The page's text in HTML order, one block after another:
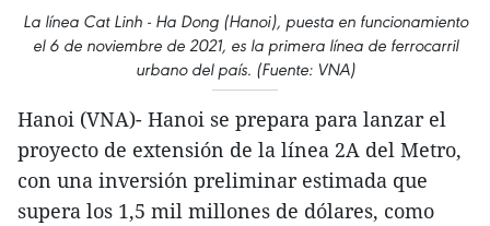
La línea Cat Linh - Ha Dong (Hanoi), puesta en funcionamiento
el 6 de noviembre de 2021, es la primera línea de ferrocarril
urbano del país. (Fuente: VNA)
Hanoi (VNA)- Hanoi se prepara para lanzar el
proyecto de extensión de la línea 2A del Metro,
con una inversión preliminar estimada que
supera los 1,5 mil millones de dólares, como